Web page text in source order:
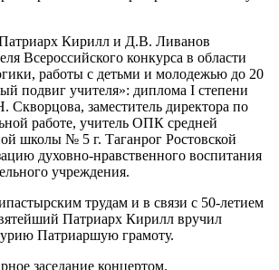
Кирилл и Д.В. Ливанов
Всероссийского конкурса в области
работы с детьми и молодежью до 20
подвиг учителя»: диплома I степени
Скворцова, заместитель директора по
работе, учитель ОПК средней
школы № 5 г. Таганрог Ростовской
духовно-нравственного воспитания
учреждения.
трудам и в связи с 50-летием
Патриарх Кирилл вручил
Патриаршую грамоту.
заседание концертом.